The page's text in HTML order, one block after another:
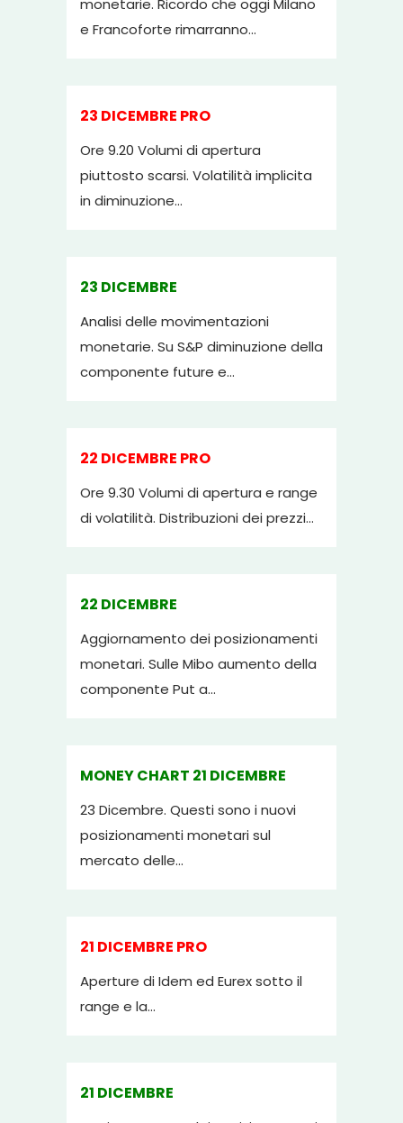
monetarie. Ricordo che oggi Milano
e Francoforte rimarranno...
23 DICEMBRE PRO
Ore 9.20 Volumi di apertura
piuttosto scarsi. Volatilità implicita
in diminuzione...
23 DICEMBRE
Analisi delle movimentazioni
monetarie. Su S&P diminuzione della
componente future e...
22 DICEMBRE PRO
Ore 9.30 Volumi di apertura e range
di volatilità. Distribuzioni dei prezzi...
22 DICEMBRE
Aggiornamento dei posizionamenti
monetari. Sulle Mibo aumento della
componente Put a...
MONEY CHART 21 DICEMBRE
23 Dicembre. Questi sono i nuovi
posizionamenti monetari sul
mercato delle...
21 DICEMBRE PRO
Aperture di Idem ed Eurex sotto il
range e la...
21 DICEMBRE